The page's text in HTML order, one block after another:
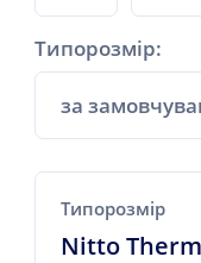
Типорозмір:
Типорозмір
Nitto